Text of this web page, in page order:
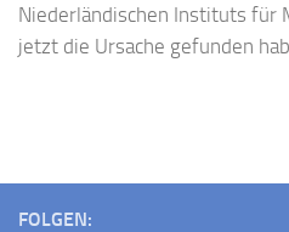
Niederländischen Instituts für
jetzt die Ursache gefunden
FOLGEN: